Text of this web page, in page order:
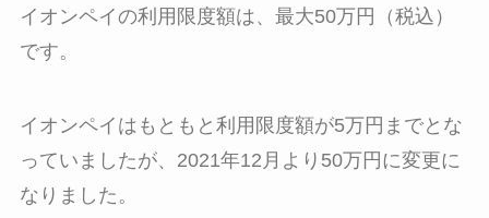
イオンペイの利用限度額は、最大50万円（税込）
です。
イオンペイはもともと利用限度額が5万円までとな
っていましたが、2021年12月より50万円に変更に
なりました。